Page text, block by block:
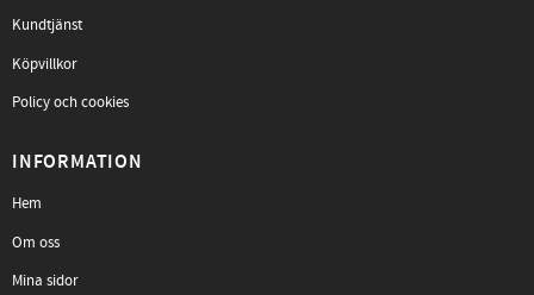
Kundtjänst
Köpvillkor
Policy och cookies
INFORMATION
Hem
Om oss
Mina sidor